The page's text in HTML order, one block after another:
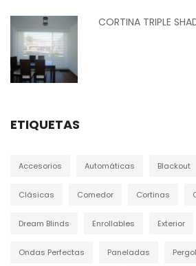
CORTINA TRIPLE
ETIQUETAS
Accesorios Automáticas Blackout
Clásicas Comedor Cortinas
Dream Blinds Enrollables Exterior
Ondas Perfectas Paneladas